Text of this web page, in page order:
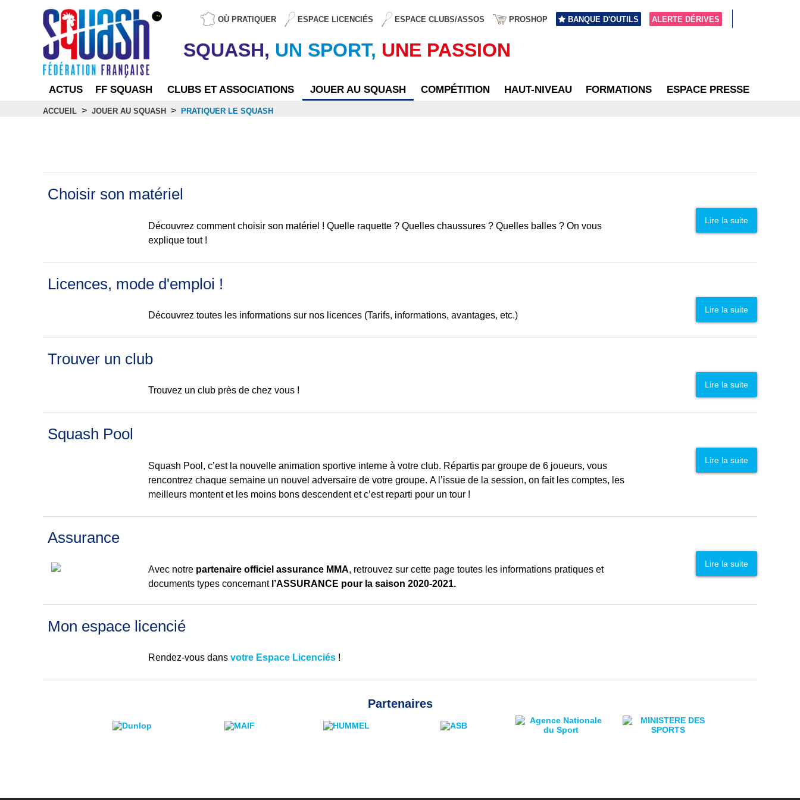
OÙ PRATIQUER ESPACE LICENCIÉS ESPACE CLUBS/ASSOS PROSHOP BANQUE D'OUTILS ALERTE DÉRIVES
SQUASH, UN SPORT, UNE PASSION
ACTUS FF SQUASH CLUBS ET ASSOCIATIONS JOUER AU SQUASH COMPÉTITION HAUT-NIVEAU FORMATIONS ESPACE PRESSE
ACCUEIL > JOUER AU SQUASH > PRATIQUER LE SQUASH
Choisir son matériel
Découvrez comment choisir son matériel ! Quelle raquette ? Quelles chaussures ? Quelles balles ? On vous
explique tout !
Lire la suite
Licences, mode d'emploi !
Découvrez toutes les informations sur nos licences (Tarifs, informations, avantages, etc.)
Lire la suite
Trouver un club
Trouvez un club près de chez vous !
Lire la suite
Squash Pool
Squash Pool, c’est la nouvelle animation sportive interne à votre club. Répartis par groupe de 6 joueurs, vous
rencontrez chaque semaine un nouvel adversaire de votre groupe. A l’issue de la session, on fait les comptes, les
meilleurs montent et les moins bons descendent et c’est reparti pour un tour !
Lire la suite
Assurance
Avec notre partenaire officiel assurance MMA, retrouvez sur cette page toutes les informations pratiques et
documents types concernant l’ASSURANCE pour la saison 2020-2021.
Lire la suite
Mon espace licencié
Rendez-vous dans votre Espace Licenciés !
Partenaires